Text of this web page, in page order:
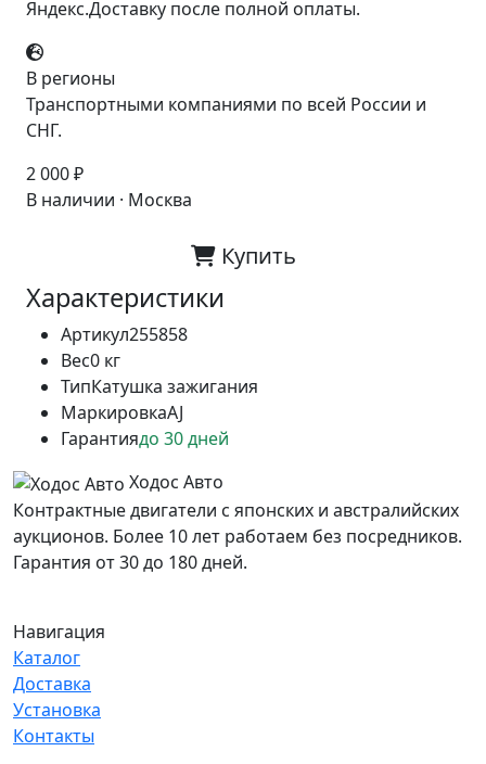
Яндекс.Доставку после полной оплаты.
В регионы
Транспортными компаниями по всей России и
СНГ.
2 000 ₽
В наличии · Москва
Купить
Характеристики
Артикул255858
Вес0 кг
ТипКатушка зажигания
МаркировкаAJ
Гарантиядо 30 дней
Ходос Авто
Контрактные двигатели с японских и австралийских
аукционов. Более 10 лет работаем без посредников.
Гарантия от 30 до 180 дней.
Навигация
Каталог
Доставка
Установка
Контакты